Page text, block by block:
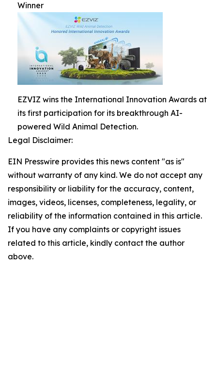
Winner
EZVIZ wins the International Innovation Awards at
its first participation for its breakthrough AI-
powered Wild Animal Detection.
Legal Disclaimer:
EIN Presswire provides this news content "as is"
without warranty of any kind. We do not accept any
responsibility or liability for the accuracy, content,
images, videos, licenses, completeness, legality, or
reliability of the information contained in this article.
If you have any complaints or copyright issues
related to this article, kindly contact the author
above.